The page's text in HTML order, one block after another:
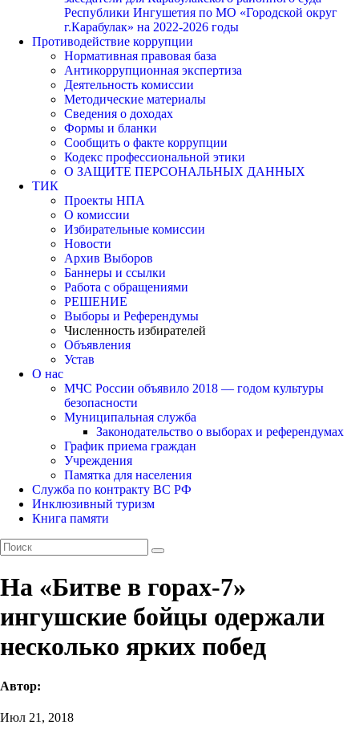
Республики Ингушетия по МО «Городской округ
г.Карабулак» на 2022-2026 годы
Противодействие коррупции
Нормативная правовая база
Антикоррупционная экспертиза
Деятельность комиссии
Методические материалы
Сведения о доходах
Формы и бланки
Сообщить о факте коррупции
Кодекс профессиональной этики
О ЗАЩИТЕ ПЕРСОНАЛЬНЫХ ДАННЫХ
ТИК
Проекты НПА
О комиссии
Избирательные комиссии
Новости
Архив Выборов
Баннеры и ссылки
Работа с обращениями
РЕШЕНИЕ
Выборы и Референдумы
Численность избирателей
Объявления
Устав
О нас
МЧС России объявило 2018 — годом культуры
безопасности
Муниципальная служба
Законодательство о выборах и референдумах
График приема граждан
Учреждения
Памятка для населения
Служба по контракту ВС РФ
Инклюзивный туризм
Книга памяти
На «Битве в горах-7»
ингушские бойцы одержали
несколько ярких побед
Автор:
Июл 21, 2018